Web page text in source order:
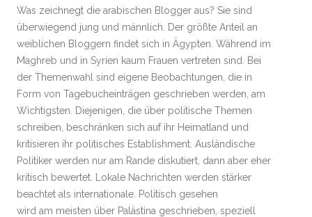
Was zeichnegt die arabischen Blogger aus? Sie sind
überwiegend jung und männlich. Der größte Anteil an
weiblichen Bloggern findet sich in Ägypten. Während im
Maghreb und in Syrien kaum Frauen vertreten sind. Bei
der Themenwahl sind eigene Beobachtungen, die in
Form von Tagebucheinträgen geschrieben werden, am
Wichtigsten. Diejenigen, die über politische Themen
schreiben, beschränken sich auf ihr Heimatland und
kritisieren ihr politisches Establishment. Ausländische
Politiker werden nur am Rande diskutiert, dann aber eher
kritisch bewertet. Lokale Nachrichten werden stärker
beachtet als internationale. Politisch gesehen
wird am meisten über Palästina geschrieben, speziell